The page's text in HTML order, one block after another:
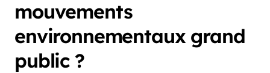
mouvements
environnementaux grand
public ?